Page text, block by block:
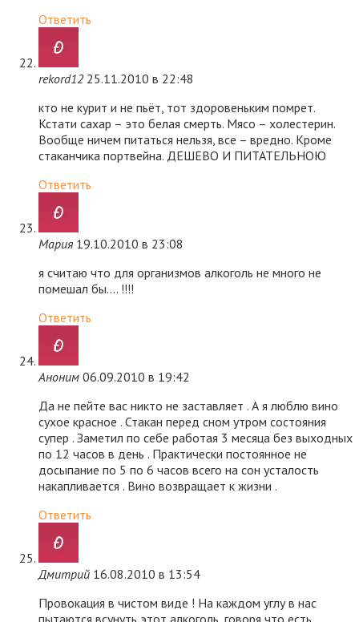
Ответить
rekord12 25.11.2010 в 22:48
кто не курит и не пьёт, тот здоровеньким помрет.
Кстати сахар – это белая смерть. Мясо – холестерин.
Вообще ничем питаться нельзя, все – вредно. Кроме
стаканчика портвейна. ДЕШЕВО И ПИТАТЕЛЬНОЮ
Ответить
Мария 19.10.2010 в 23:08
я считаю что для организмов алкоголь не много не
помешал бы…. !!!!
Ответить
Аноним 06.09.2010 в 19:42
Да не пейте вас никто не заставляет . А я люблю вино
сухое красное . Стакан перед сном утром состояния
супер . Заметил по себе работая 3 месяца без выходных
по 12 часов в день . Практически постоянное не
досыпание по 5 по 6 часов всего на сон усталость
накапливается . Вино возвращает к жизни .
Ответить
Дмитрий 16.08.2010 в 13:54
Провокация в чистом виде ! На каждом углу в нас